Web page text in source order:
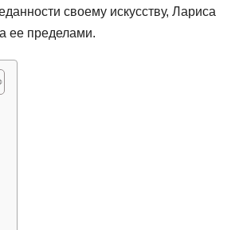
своему искусству, Лариса
ее пределами.